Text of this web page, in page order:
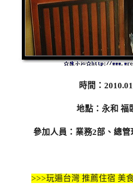
時間：
地點：永和 福
參加人員：業務2部、總
>>>玩遍台灣 推薦住宿 美